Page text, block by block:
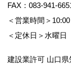
FAX：083-941-
＜営業時間＞
＜定休日＞水曜日
建設業許可 山口